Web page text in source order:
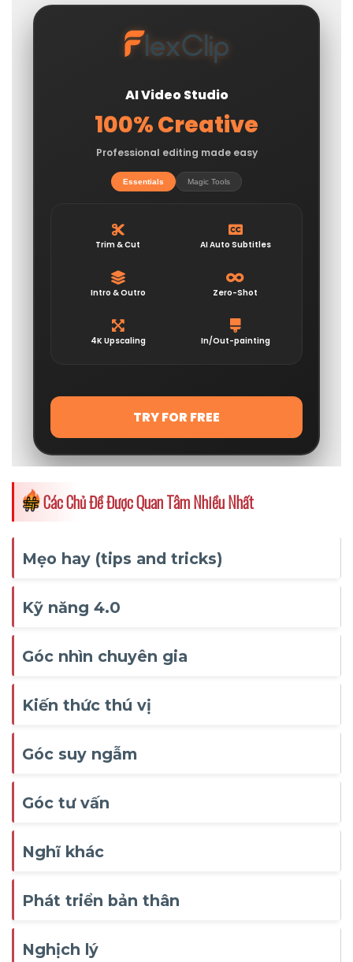
Các Chủ Đề Được Quan Tâm Nhiều Nhất
Mẹo hay (tips and tricks)
Kỹ năng 4.0
Góc nhìn chuyên gia
Kiến thức thú vị
Góc suy ngẫm
Góc tư vấn
Nghĩ khác
Phát triển bản thân
Nghịch lý